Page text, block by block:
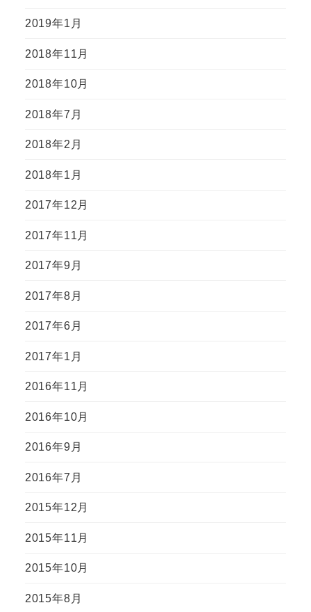
2019年1月
2018年11月
2018年10月
2018年7月
2018年2月
2018年1月
2017年12月
2017年11月
2017年9月
2017年8月
2017年6月
2017年1月
2016年11月
2016年10月
2016年9月
2016年7月
2015年12月
2015年11月
2015年10月
2015年8月